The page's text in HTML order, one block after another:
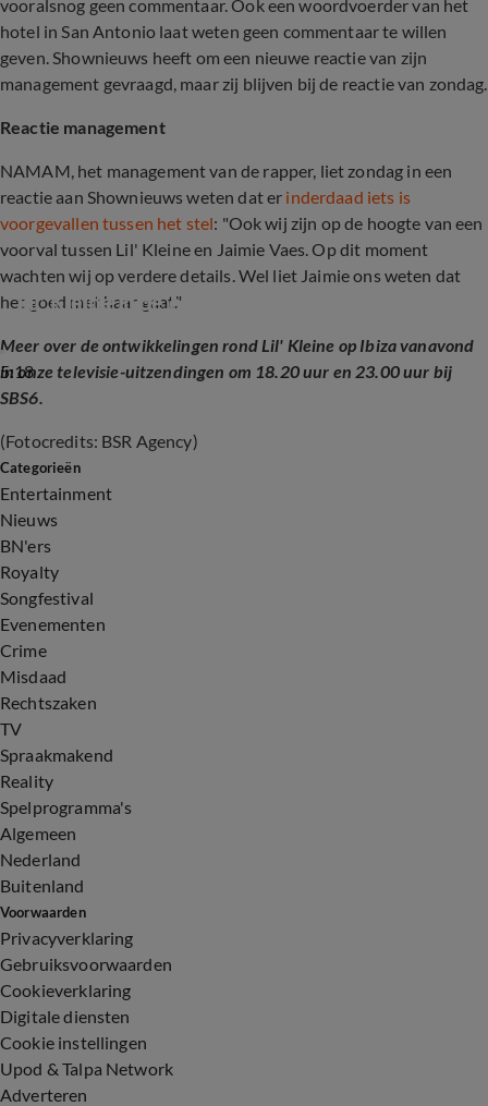
vooralsnog geen commentaar. Ook een woordvoerder van het
hotel in San Antonio laat weten geen commentaar te willen
geven. Shownieuws heeft om een nieuwe reactie van zijn
management gevraagd, maar zij blijven bij de reactie van zondag.
Reactie management
NAMAM, het management van de rapper, liet zondag in een
reactie aan Shownieuws weten dat er inderdaad iets is
voorgevallen tussen het stel: "Ook wij zijn op de hoogte van een
voorval tussen Lil' Kleine en Jaimie Vaes. Op dit moment
wachten wij op verdere details. Wel liet Jaimie ons weten dat
het goed met haar gaat."
5:18
Lil' Kleine in de cel op Ibiza
Meer over de ontwikkelingen rond Lil' Kleine op Ibiza vanavond
in onze televisie-uitzendingen om 18.20 uur en 23.00 uur bij
SBS6.
(Fotocredits: BSR Agency)
Categorieën
Entertainment
Nieuws
BN'ers
Royalty
Songfestival
Evenementen
Crime
Misdaad
Rechtszaken
TV
Spraakmakend
Reality
Spelprogramma's
Algemeen
Nederland
Buitenland
Voorwaarden
Privacyverklaring
Gebruiksvoorwaarden
Cookieverklaring
Digitale diensten
Cookie instellingen
Upod & Talpa Network
Adverteren